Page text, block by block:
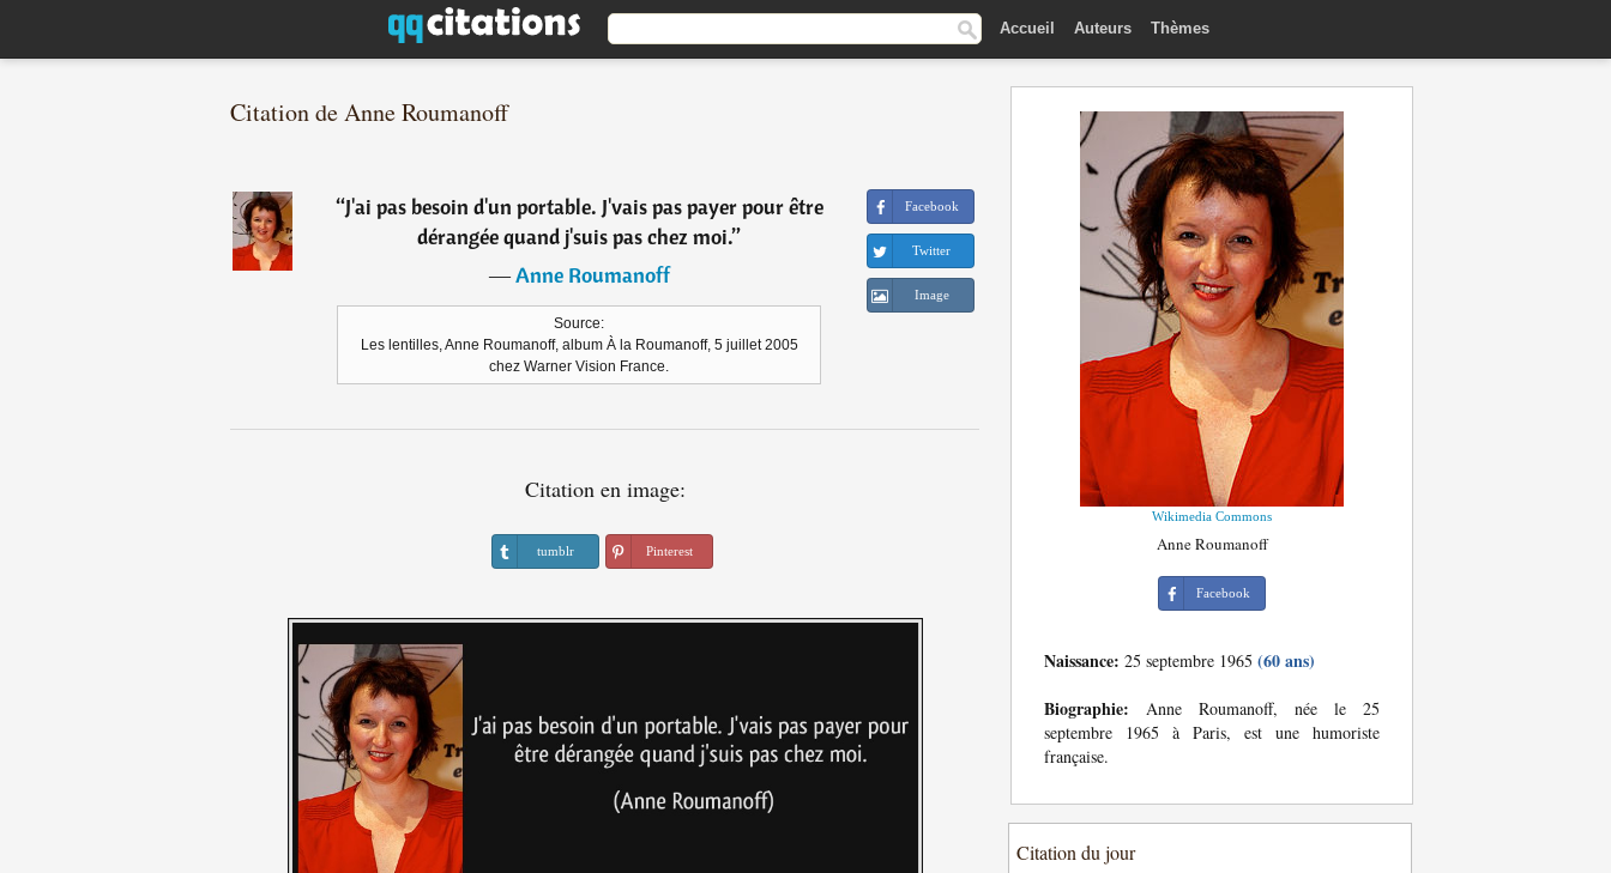
Accueil Auteurs Thèmes
Citation de Anne Roumanoff
“J'ai pas besoin d'un portable. J'vais pas payer pour être
dérangée quand j'suis pas chez moi.”
―Anne Roumanoff
Source:
Les lentilles, Anne Roumanoff, album À la Roumanoff, 5 juillet 2005
chez Warner Vision France.
Facebook
Twitter
Image
Citation en image:
tumblr Pinterest
Wikimedia Commons
Anne Roumanoff
Facebook
Naissance: 25 septembre 1965 (60 ans)
Biographie: Anne Roumanoff, née le 25
septembre 1965 à Paris, est une humoriste
française.
Citation du jour